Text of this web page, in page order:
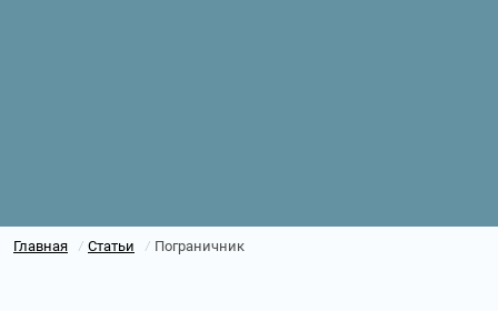
Главная / Статьи / Пограничник